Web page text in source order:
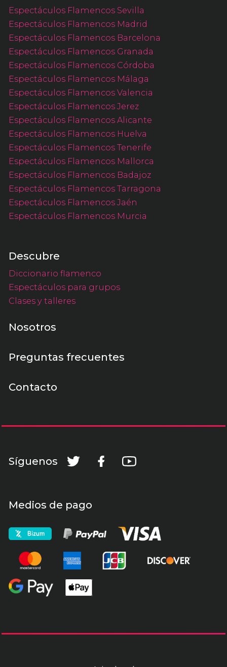
Espectáculos Flamencos Sevilla
Espectáculos Flamencos Madrid
Espectáculos Flamencos Barcelona
Espectáculos Flamencos Granada
Espectáculos Flamencos Córdoba
Espectáculos Flamencos Málaga
Espectáculos Flamencos Valencia
Espectáculos Flamencos Jerez
Espectáculos Flamencos Alicante
Espectáculos Flamencos Huelva
Espectáculos Flamencos Tenerife
Espectáculos Flamencos Mallorca
Espectáculos Flamencos Badajoz
Espectáculos Flamencos Tarragona
Espectáculos Flamencos Jaén
Espectáculos Flamencos Murcia
Descubre
Diccionario flamenco
Espectáculos para grupos
Clases y talleres
Nosotros
Preguntas frecuentes
Contacto
Síguenos
Medios de pago